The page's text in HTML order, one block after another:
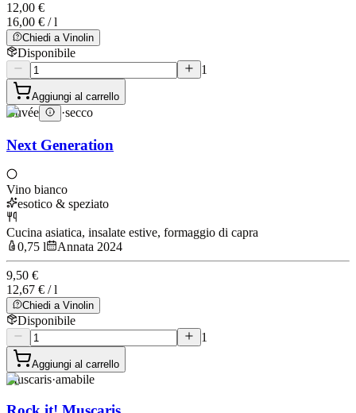
12,00 €
16,00 € / l
Chiedi a Vinolin
Disponibile
1
Aggiungi al carrello
Cuvée ·secco
Next Generation
Vino bianco
esotico & speziato
Cucina asiatica, insalate estive, formaggio di capra
0,75 l
Annata 2024
9,50 €
12,67 € / l
Chiedi a Vinolin
Disponibile
1
Aggiungi al carrello
Muscaris·amabile